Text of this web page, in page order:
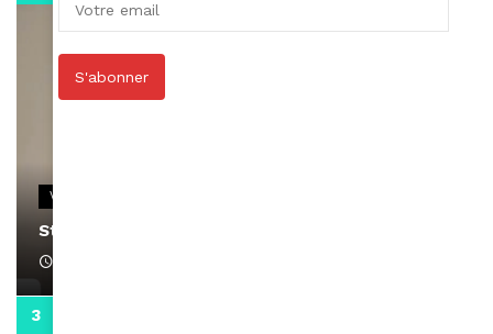
VIDEOS
Stacy passe un message
S'abonner